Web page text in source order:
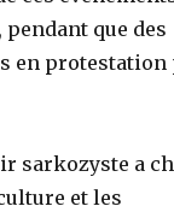
que des
en protestation
sarkozyste a
et les